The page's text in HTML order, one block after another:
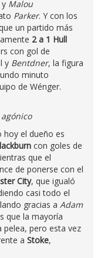
Malou
Parker. Y con los
un partido más
2 a 1 Hull
con gol de
y Bentdner, la figura
minuto
de Wénger.
hoy el dueño es
con goles de
que el
de ponerse con el
City, que igualó
casi todo el
gracias a Adam
que la mayoría
pelea, pero esta vez
a Stoke,